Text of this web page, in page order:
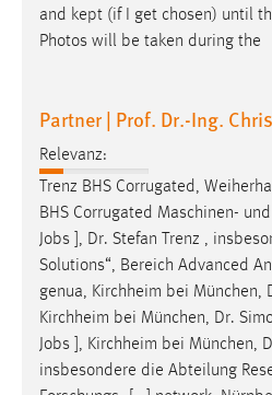
and kept (if I get chosen) until
Photos will be taken during the
Partner | Prof. Dr.-Ing.
Relevanz:
Trenz BHS Corrugated,
BHS Corrugated Maschinen-
Jobs ], Dr. Stefan Trenz ,
Solutions“, Bereich Advanced
genua, Kirchheim bei München,
Kirchheim bei München, Dr.
Jobs ], Kirchheim bei München,
insbesondere die Abteilung
verwendet, um
hinweg verfolgen.
Google Ads
Name:
_gcl_au
Anbieter:
Google Ireland Limited